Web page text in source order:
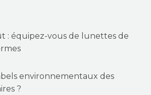
: équipez-vous de lunettes de
environnementaux des
?